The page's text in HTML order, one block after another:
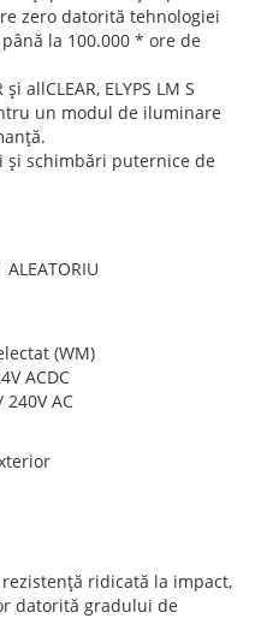
zero datorită tehnologiei
la 100.000 * ore de
allCLEAR, ELYPS LM S
un modul de iluminare
schimbări puternice de
(WM)
ACDC
240V AC
ridicată la impact,
datorită gradului de